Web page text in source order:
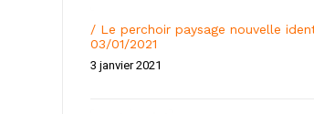
/ Le perchoir paysage nouvelle
03/01/2021
3 janvier 2021